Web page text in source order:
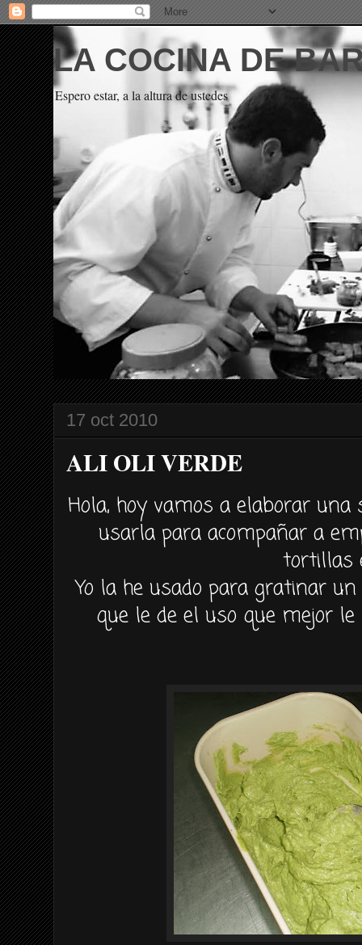
LA COCINA DE
Espero estar, a la altura de ustedes
17 oct 2010
ALI OLI VERDE
Hola, hoy vamos a elaborar
usarla para acompañar a
tortillas
Yo la he usado para gratinar un
que le de el uso que mejor